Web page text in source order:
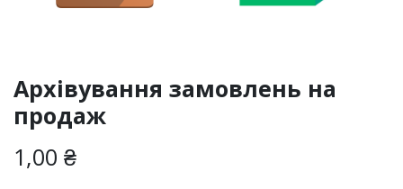
Архівування замовлень на
продаж
1,00 ₴